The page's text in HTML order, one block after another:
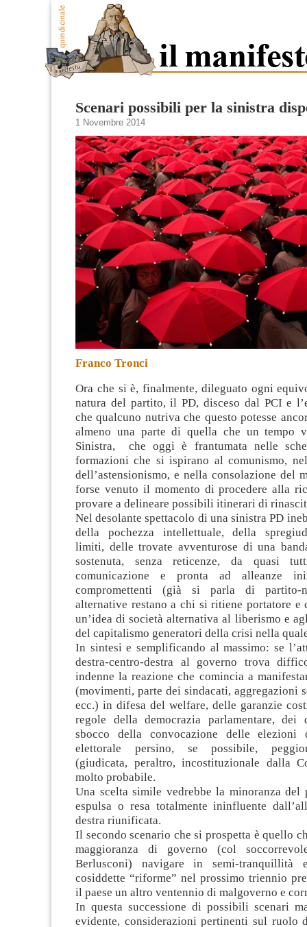
Scenari possibili per la sinistra
1 Novembre 2014
Franco Tronci
Ora che si è, finalmente, dileguato ogni
natura del partito, il PD, disceso dal PCI e
che qualcuno nutriva che questo potesse
almeno una parte di quella che un tempo
Sinistra, che oggi è frantumata nelle
formazioni che si ispirano al comunismo,
dell’astensionismo, e nella consolazione del
forse venuto il momento di procedere alla
provare a delineare possibili itinerari di
Nel desolante spettacolo di una sinistra PD
della pochezza intellettuale, della
limiti, delle trovate avventurose di una
sostenuta, senza reticenze, da quasi
comunicazione e pronta ad alleanze
compromettenti (già si parla di partito-
alternative restano a chi si ritiene portatore e
un’idea di società alternativa al liberismo e
del capitalismo generatori della crisi nella
In sintesi e semplificando al massimo: se
destra-centro-destra al governo trova
indenne la reazione che comincia a
(movimenti, parte dei sindacati, aggregazioni
ecc.) in difesa del welfare, delle garanzie
regole della democrazia parlamentare,
sbocco della convocazione delle elezioni
elettorale persino, se possibile,
(giudicata, peraltro, incostituzionale dalla
molto probabile.
Una scelta simile vedrebbe la minoranza
espulsa o resa totalmente ininfluente
destra riunificata.
Il secondo scenario che si prospetta è quello
maggioranza di governo (col
Berlusconi) navigare in semi-tranquillità
cosiddette “riforme” nel prossimo triennio
il paese un altro ventennio di malgoverno e
In questa successione di possibili scenari
evidente, considerazioni pertinenti sul ruolo